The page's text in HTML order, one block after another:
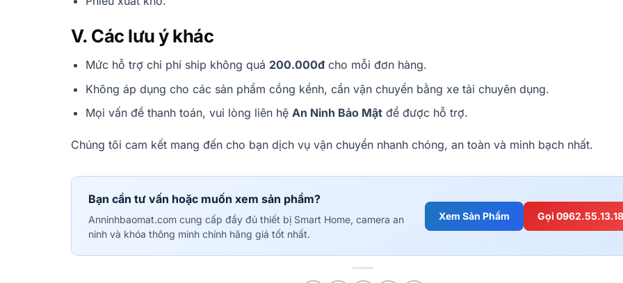
V. Các lưu ý khác
Mức hỗ trợ chi phí ship không quá 200.000đcho mỗi đơn hàng.
Không áp dụng cho các sản phẩm cồng kềnh, cần vận chuyển bằng xe tải chuyên dụng.
Mọi vấn đề thanh toán, vui lòng liên hệ An Ninh Bảo Mậtđể được hỗ trợ.
Chúng tôi cam kết mang đến cho bạn dịch vụ vận chuyển nhanh chóng, an toàn và minh bạch nhất.
Bạn cần tư vấn hoặc muốn xem sản phẩm?
Anninhbaomat.com cung cấp đầy đủ thiết bị Smart Home, camera an
ninh và khóa thông minh chính hãng giá tốt nhất.
Xem Sản Phẩm Gọi 0962.55.13.18